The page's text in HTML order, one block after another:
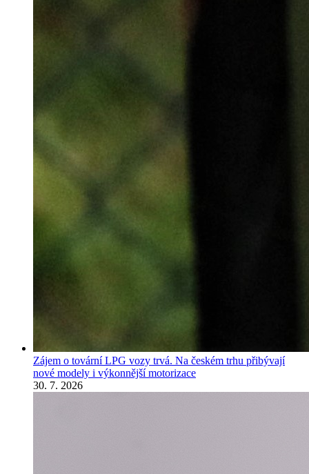
Zájem o tovární LPG vozy trvá. Na českém trhu přibývají
nové modely i výkonnější motorizace
30. 7. 2026